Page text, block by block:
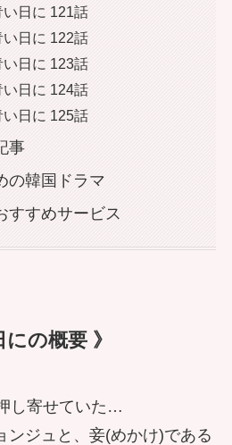
日に 121話
日に 122話
日に 123話
日に 124話
日に 125話
事
の韓国ドラマ
すすめサービス
の概要 》
し寄せていた…
ンジュと、妾(めかけ)である